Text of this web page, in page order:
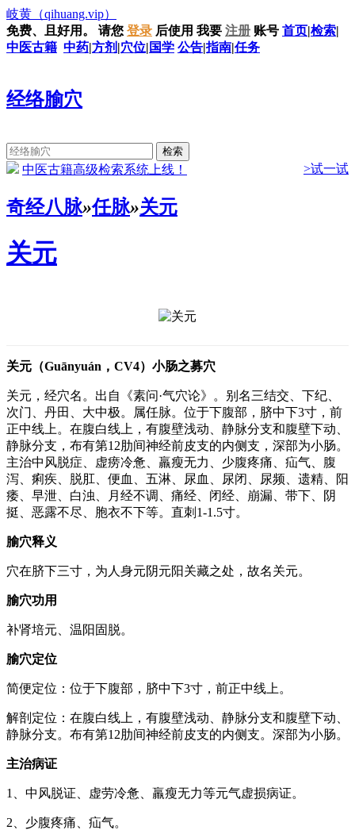
岐黄 （qihuang.vip）
免费、且好用。
请您 登录 后使用 我要 注册 账号 首页|检索|
中医古籍 中药|方剂 |穴位| 国学 公告|指南|任务
经络腧穴
中医古籍高级检索系统上线！ >试一试
奇经八脉»任脉»关元
关元
关元（Guānyuán，CV4）小肠之募穴
关元，经穴名。出自《素问·气穴论》。别名三结交、下纪、
次门、丹田、大中极。属任脉。位于下腹部，脐中下3寸，前
正中线上。在腹白线上，有腹壁浅动、静脉分支和腹壁下动、
静脉分支，布有第12肋间神经前皮支的内侧支，深部为小肠。
主治中风脱症、虚痨冷惫、羸瘦无力、少腹疼痛、疝气、腹
泻、痢疾、脱肛、便血、五淋、尿血、尿闭、尿频、遗精、阳
痿、早泄、白浊、月经不调、痛经、闭经、崩漏、带下、阴
挺、恶露不尽、胞衣不下等。直刺1-1.5寸。
腧穴释义
穴在脐下三寸，为人身元阴元阳关藏之处，故名关元。
腧穴功用
补肾培元、温阳固脱。
腧穴定位
简便定位：位于下腹部，脐中下3寸，前正中线上。
解剖定位：在腹白线上，有腹壁浅动、静脉分支和腹壁下动、
静脉分支。布有第12肋间神经前皮支的内侧支。深部为小肠。
主治病证
1、中风脱证、虚劳冷惫、羸瘦无力等元气虚损病证。
2、少腹疼痛、疝气。